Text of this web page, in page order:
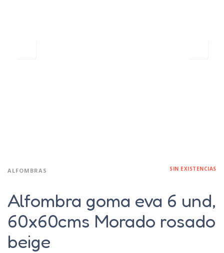
ALFOMBRAS SIN EXISTENCIAS
Alfombra goma eva 6 und,
60x60cms Morado rosado
beige